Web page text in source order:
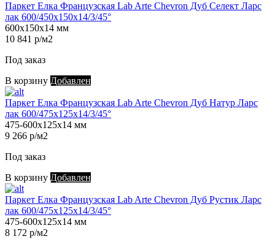
Паркет Елка Французская Lab Arte Chevron Дуб Селект Ларс
лак 600/450х150х14/3/45°
600х150х14 мм
10 841 р/м2
Под заказ
В корзину Добавлен
Паркет Елка Французская Lab Arte Chevron Дуб Натур Ларс
лак 600/475х125х14/3/45°
475-600х125х14 мм
9 266 р/м2
Под заказ
В корзину Добавлен
Паркет Елка Французская Lab Arte Chevron Дуб Рустик Ларс
лак 600/475х125х14/3/45°
475-600х125х14 мм
8 172 р/м2